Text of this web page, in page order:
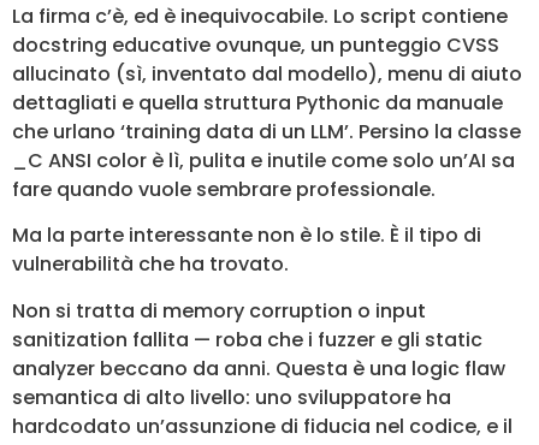
La firma c’è, ed è inequivocabile. Lo script contiene
docstring educative ovunque, un punteggio CVSS
allucinato (sì, inventato dal modello), menu di aiuto
dettagliati e quella struttura Pythonic da manuale
che urlano ‘training data di un LLM’. Persino la classe
_C ANSI color è lì, pulita e inutile come solo un’AI sa
fare quando vuole sembrare professionale.
Ma la parte interessante non è lo stile. È il tipo di
vulnerabilità che ha trovato.
Non si tratta di memory corruption o input
sanitization fallita — roba che i fuzzer e gli static
analyzer beccano da anni. Questa è una logic flaw
semantica di alto livello: uno sviluppatore ha
hardcodato un’assunzione di fiducia nel codice, e il